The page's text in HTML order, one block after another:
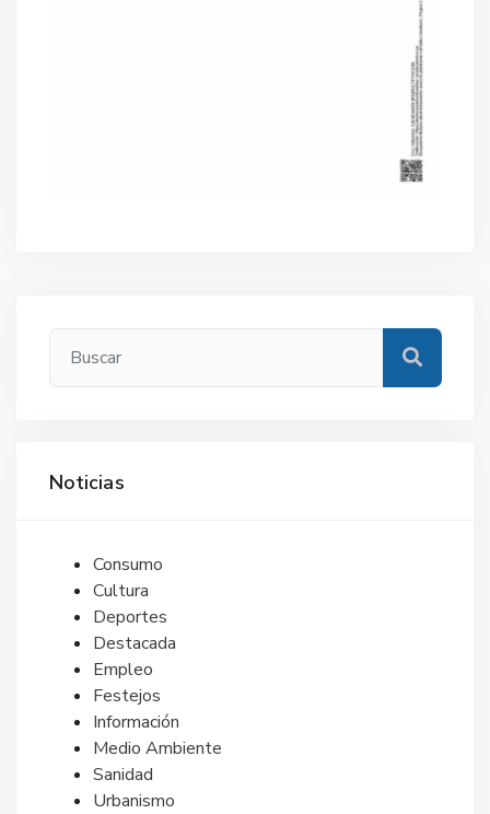
Noticias
Consumo
Cultura
Deportes
Destacada
Empleo
Festejos
Información
Medio Ambiente
Sanidad
Urbanismo